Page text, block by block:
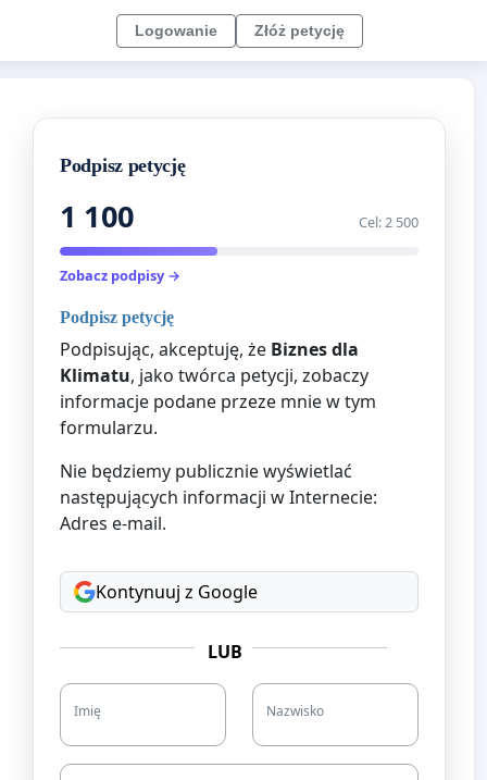
Logowanie Złóż petycję
Podpisz petycję
1 100 Cel: 2 500
Zobacz podpisy →
Podpisz petycję
Podpisując, akceptuję, że Biznes dla
Klimatu, jako twórca petycji, zobaczy
informacje podane przeze mnie w tym
formularzu.
Nie będziemy publicznie wyświetlać
następujących informacji w Internecie:
Adres e-mail.
Kontynuuj z Google
LUB
Imię Nazwisko